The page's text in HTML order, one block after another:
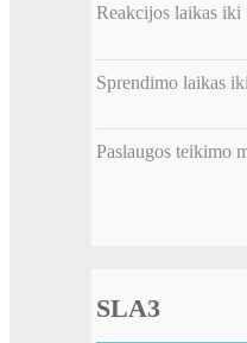
Reakcijos laikas iki
Sprendimo laikas iki
Paslaugos teikimo
SLA3